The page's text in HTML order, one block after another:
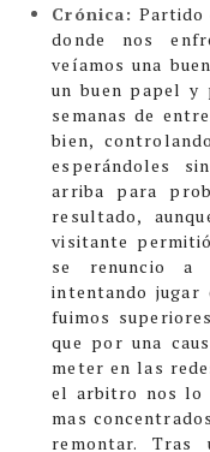
Crónica: Partido
donde nos
veíamos una
un buen papel y
semanas de
bien,
esperándoles
arriba para
resultado,
visitante
se renuncio a
intentando
fuimos
que por una
meter en las
el arbitro nos lo
mas
remontar. Tras